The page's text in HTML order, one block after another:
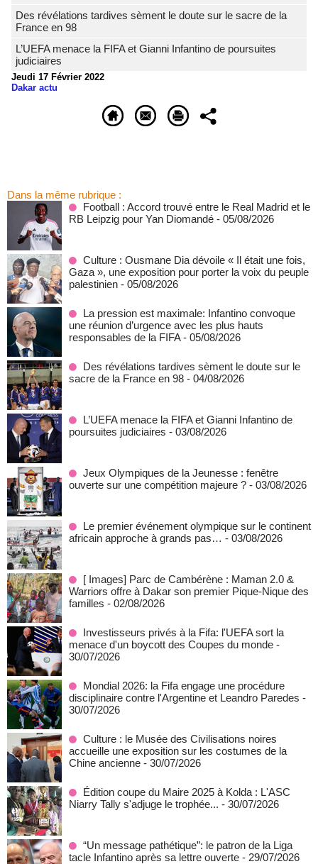
Des révélations tardives sèment le doute sur le sacre de la
France en 98
L’UEFA menace la FIFA et Gianni Infantino de poursuites
judiciaires
Jeudi 17 Février 2022
Dakar actu
Dans la même rubrique :
Football : Accord trouvé entre le Real Madrid et le
RB Leipzig pour Yan Diomandé - 05/08/2026
Culture : Ousmane Dia dévoile « Il était une fois,
Gaza », une exposition pour porter la voix du peuple
palestinien - 05/08/2026
La pression est maximale: Infantino convoque
une réunion d’urgence avec les plus hauts
responsables de la FIFA - 05/08/2026
Des révélations tardives sèment le doute sur le
sacre de la France en 98 - 04/08/2026
L’UEFA menace la FIFA et Gianni Infantino de
poursuites judiciaires - 03/08/2026
Jeux Olympiques de la Jeunesse : fenêtre
ouverte sur une compétition majeure ? - 03/08/2026
Le premier événement olympique sur le continent
africain approche à grands pas… - 03/08/2026
[ Images] Parc de Cambérène : Maman 2.0 &
Warriors offre à Dakar son premier Pique-Nique des
familles - 02/08/2026
Investisseurs privés à la Fifa: l'UEFA sort la
menace d'un boycott des Coupes du monde -
30/07/2026
Mondial 2026: la Fifa engage une procédure
disciplinaire contre l'Argentine et Leandro Paredes -
30/07/2026
Culture : le Musée des Civilisations noires
accueille une exposition sur les costumes de la
Chine ancienne - 30/07/2026
Édition coupe du Maire 2025 à Kolda : L'ASC
Niarry Tally s'adjuge le trophée... - 30/07/2026
“Un message pathétique”: le patron de la Liga
tacle Infantino après sa lettre ouverte - 29/07/2026